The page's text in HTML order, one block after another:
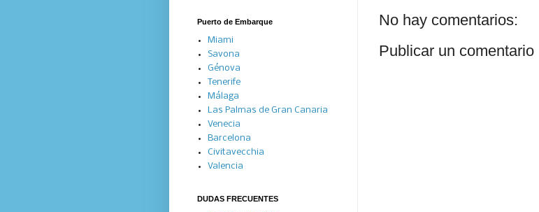
No hay comentarios:
Publicar un comentario
Puerto de Embarque
Miami
Savona
Génova
Tenerife
Málaga
Las Palmas de Gran Canaria
Venecia
Barcelona
Civitavecchia
Valencia
DUDAS FRECUENTES